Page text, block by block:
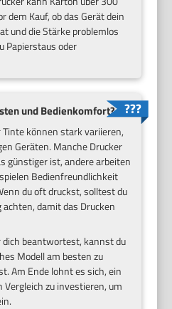
dem Kauf, ob das Gerät dein
und die Stärke problemlos
Papierstaus oder
und Bedienkomfort?
können stark variieren,
Geräten. Manche Drucker
günstiger ist, andere arbeiten
Bedienfreundlichkeit
du oft druckst, solltest du
damit das Drucken
dich beantwortest, kannst du
Modell am besten zu
Am Ende lohnt es sich, ein
zu investieren, um